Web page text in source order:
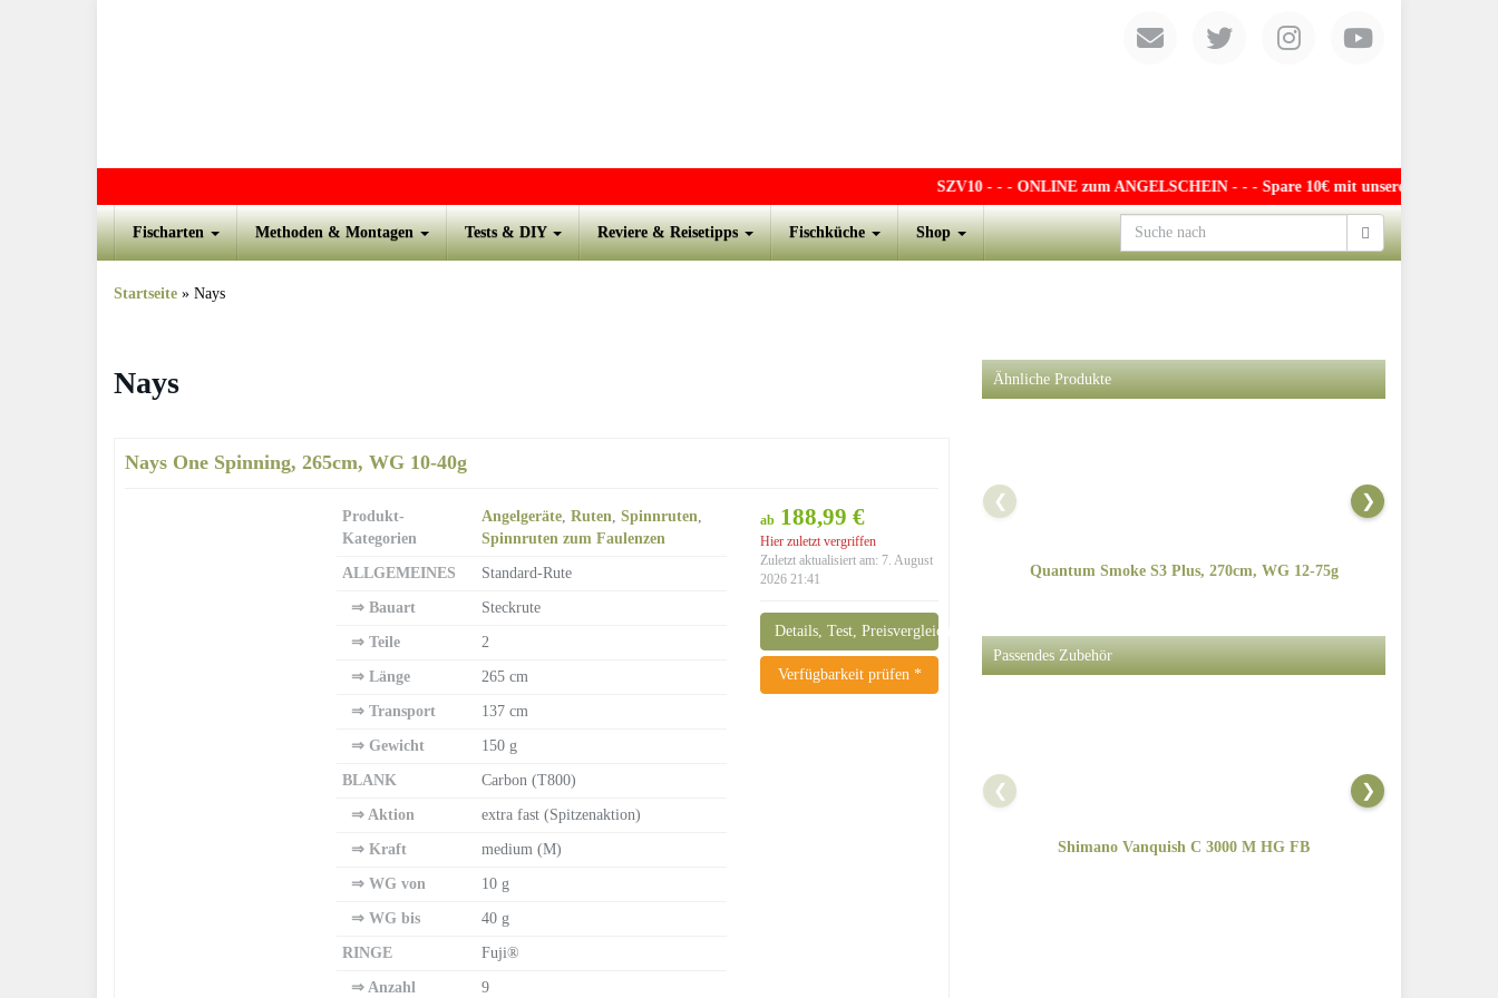
SZV10- - - ONLINE zum ANGELSCHEIN - - - Spare 10€ mit unserem exklusiven
Fischarten Methoden & Montagen Tests & DIY Reviere & Reisetipps Fischküche Shop
Startseite » Nays
Nays
Nays One Spinning, 265cm, WG 10-40g
ab 188,99 €
Hier zuletzt vergriffen
Zuletzt aktualisiert am: 7. August
2026 21:41
Details, Test, Preisvergleich
Verfügbarkeit prüfen *
Produkt-
Kategorien
Angelgeräte, Ruten, Spinnruten,
Spinnruten zum Faulenzen
ALLGEMEINES Standard-Rute
⇒ Bauart Steckrute
⇒ Teile 2
⇒ Länge 265 cm
⇒ Transport 137 cm
⇒ Gewicht 150 g
BLANK Carbon (T800)
⇒ Aktion extra fast (Spitzenaktion)
⇒ Kraft medium (M)
⇒ WG von 10 g
⇒ WG bis 40 g
RINGE Fuji®
⇒ Anzahl 9
Ähnliche Produkte
❮ ❯
Quantum Smoke S3 Plus, 270cm, WG 12-75g
Passendes Zubehör
❮ ❯
Shimano Vanquish C 3000 M HG FB